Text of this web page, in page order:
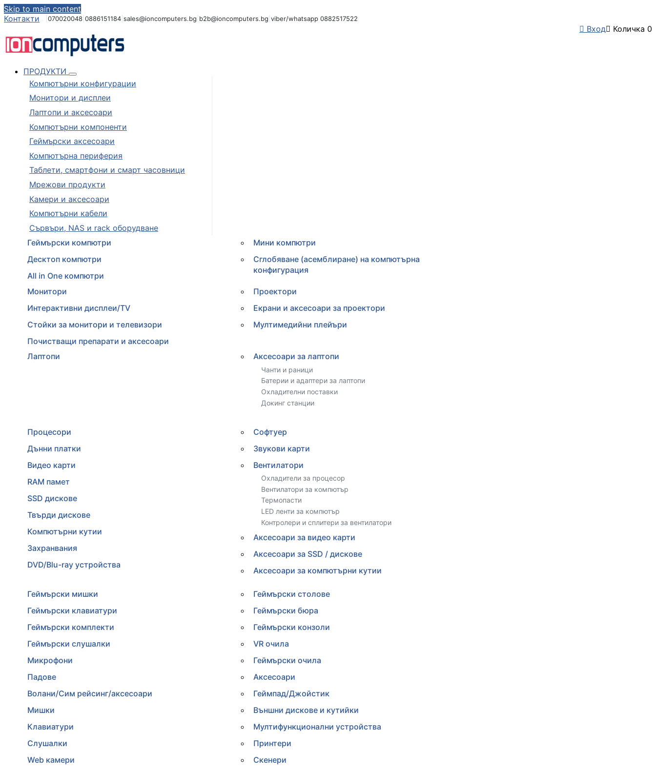
Skip to main content
Контакти
070020048 0886151184 sales@ioncomputers.bg b2b@ioncomputers.bg viber/whatsapp 0882517522
 Вход Количка 0
ПРОДУКТИ
Компютърни конфигурации
Монитори и дисплеи
Лаптопи и аксесоари
Компютърни компоненти
Геймърски аксесоари
Компютърна периферия
Таблети, смартфони и смарт часовници
Мрежови продукти
Камери и аксесоари
Компютърни кабели
Сървъри, NAS и rack оборудване
Геймърски компютри
Десктоп компютри
All in One компютри
Мини компютри
Сглобяване (асемблиране) на компютърна
конфигурация
Монитори
Интерактивни дисплеи/TV
Стойки за монитори и телевизори
Почистващи препарати и аксесоари
Проектори
Екрани и аксесоари за проектори
Мултимедийни плейъри
Лаптопи Аксесоари за лаптопи
Чанти и раници
Батерии и адаптери за лаптопи
Охладителни поставки
Докинг станции
Процесори
Дънни платки
Видео карти
RAM памет
SSD дискове
Твърди дискове
Компютърни кутии
Захранвания
DVD/Blu-ray устройства
Софтуер
Звукови карти
Вентилатори
Охладители за процесор
Вентилатори за компютър
Термопасти
LED ленти за компютър
Контролери и сплитери за вентилатори
Аксесоари за видео карти
Аксесоари за SSD / дискове
Аксесоари за компютърни кутии
Геймърски мишки
Геймърски клавиатури
Геймърски комплекти
Геймърски слушалки
Микрофони
Падове
Волани/Сим рейсинг/аксесоари
Геймърски столове
Геймърски бюра
Геймърски конзоли
VR очила
Геймърски очила
Аксесоари
Геймпад/Джойстик
Мишки
Клавиатури
Слушалки
Web камери
Външни дискове и кутийки
Мултифункционални устройства
Принтери
Скенери